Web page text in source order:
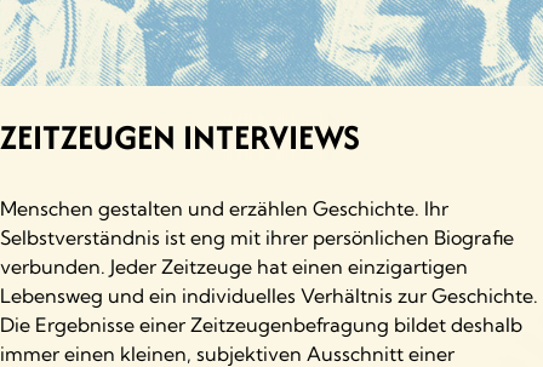
ZEITZEUGEN INTERVIEWS
Menschen gestalten und erzählen Geschichte. Ihr
Selbstverständnis ist eng mit ihrer persönlichen Biografie
verbunden. Jeder Zeitzeuge hat einen einzigartigen
Lebensweg und ein individuelles Verhältnis zur Geschichte.
Die Ergebnisse einer Zeitzeugenbefragung bildet deshalb
immer einen kleinen, subjektiven Ausschnitt einer